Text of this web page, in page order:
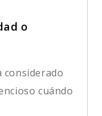
o
considerado
cuándo